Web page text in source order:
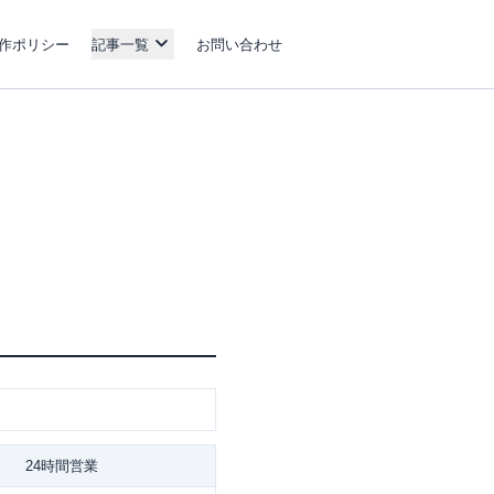
ポリシー 記事一覧 お問い合わせ
24時間営業